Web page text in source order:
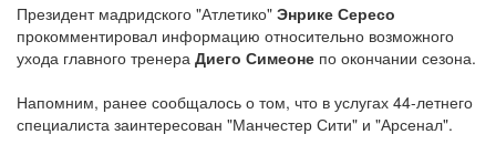
Президент мадридского "Атлетико" Энрике Сересо
прокомментировал информацию относительно возможного
ухода главного тренера Диего Симеоне по окончании сезона.
Напомним, ранее сообщалось о том, что в услугах 44-летнего
специалиста заинтересован "Манчестер Сити" и "Арсенал".